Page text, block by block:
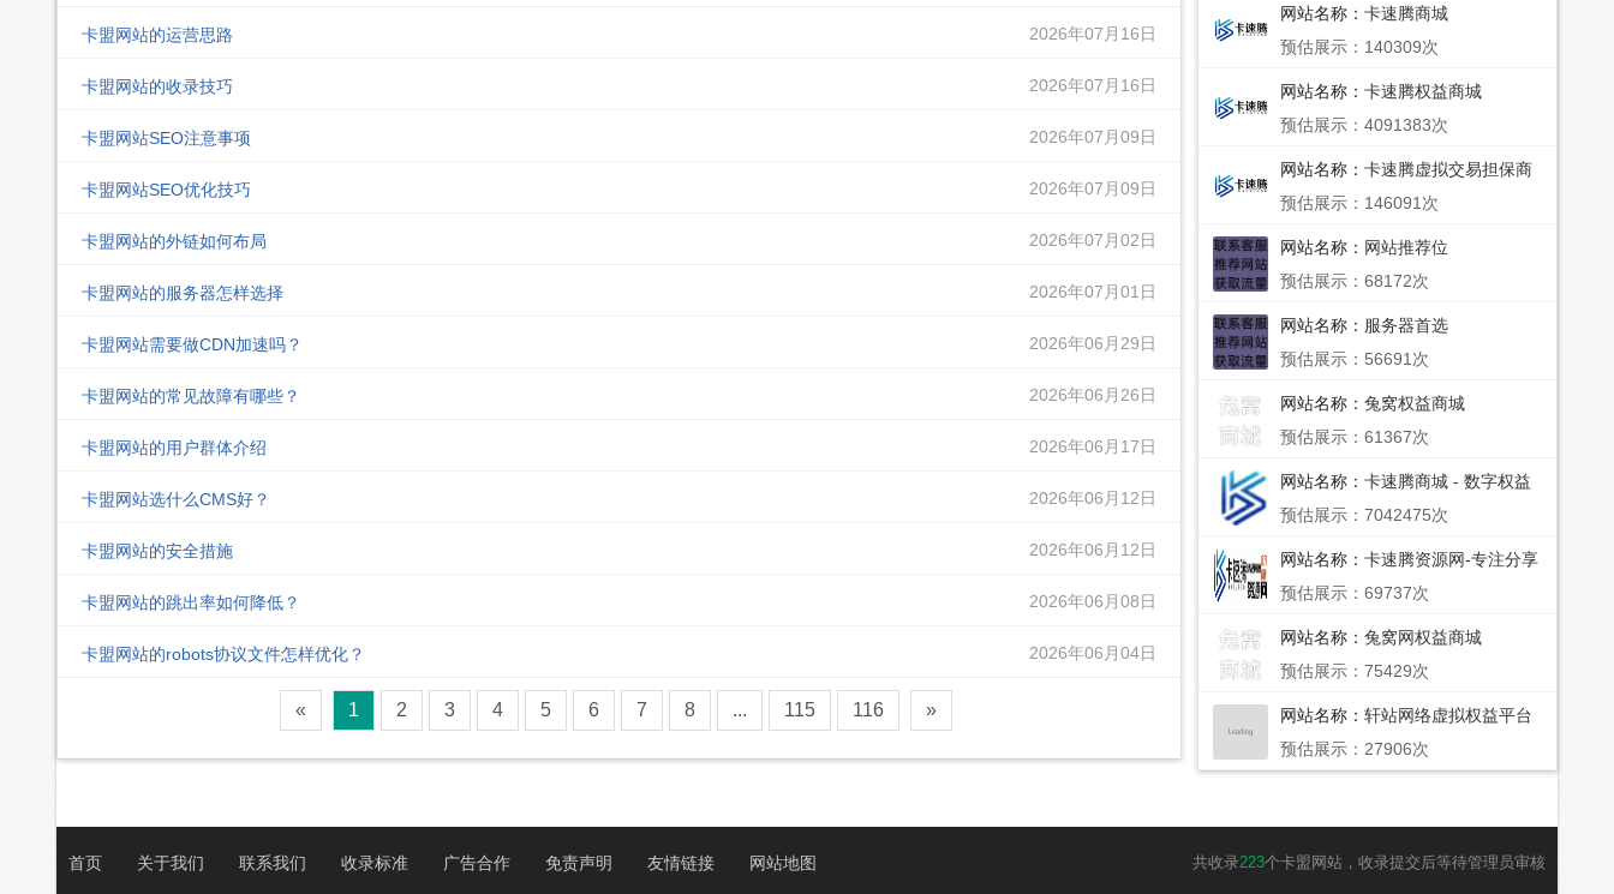
卡盟网站的运营思路 2026年07月16日
卡盟网站的收录技巧 2026年07月16日
卡盟网站SEO注意事项 2026年07月09日
卡盟网站SEO优化技巧 2026年07月09日
卡盟网站的外链如何布局 2026年07月02日
卡盟网站的服务器怎样选择 2026年07月01日
卡盟网站需要做CDN加速吗？ 2026年06月29日
卡盟网站的常见故障有哪些？ 2026年06月26日
卡盟网站的用户群体介绍 2026年06月17日
卡盟网站选什么CMS好？ 2026年06月12日
卡盟网站的安全措施 2026年06月12日
卡盟网站的跳出率如何降低？ 2026年06月08日
卡盟网站的robots协议文件怎样优化？ 2026年06月04日
« 1 2 3 4 5 6 7 8 ... 115 116 »
网站名称： 卡速腾商城
预估展示：140309次
网站名称： 卡速腾权益商城
预估展示：4091383次
网站名称： 卡速腾虚拟交易担保商
会员垂直供应批发平台
预估展示：146091次
网站名称： 网站推荐位
预估展示：68172次
网站名称： 服务器首选
预估展示：56691次
网站名称： 兔窝权益商城
预估展示：61367次
网站名称： 卡速腾商城 - 数字权益
预估展示：7042475次
网站名称： 卡速腾资源网-专注分享
线报,网站源码,QQ技术,卡速腾教程
资源平台,免费软件,活动线报,网站
源码,QQ技术,卡速腾教程网,小刀娱
预估展示：69737次
网站名称： 兔窝网权益商城
预估展示：75429次
网站名称： 轩站网络虚拟权益平台
预估展示：27906次
共收录223个卡盟网站，收录提交后等待管理员审核
首页 关于我们 联系我们 收录标准 广告合作 免责声明 友情链接 网站地图